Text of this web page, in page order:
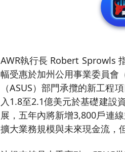
AWR執行長 Robert Sprowls
幅受惠於加州公用事業委員會
（ASUS）部門承攬的新工程
入1.8至2.1億美元於基礎建設
展，五年內將新增3,800戶連
擴大業務規模與未來現金流，